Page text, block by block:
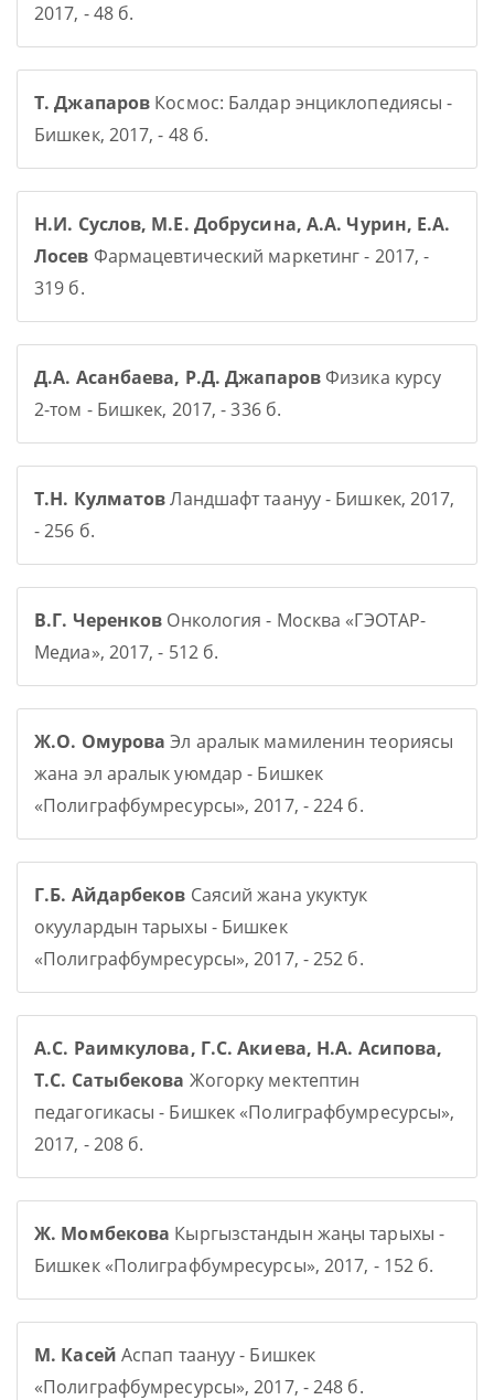
2017, - 48 б.
Т. Джапаров Космос: Балдар энциклопедиясы -
Бишкек, 2017, - 48 б.
Н.И. Суслов, М.Е. Добрусина, А.А. Чурин, Е.А.
Лосев Фармацевтический маркетинг - 2017, -
319 б.
Д.А. Асанбаева, Р.Д. ДжапаровФизика курсу
2-том - Бишкек, 2017, - 336 б.
Т.Н. КулматовЛандшафт таануу - Бишкек, 2017,
- 256 б.
В.Г. Черенков Онкология - Москва «ГЭОТАР-
Медиа», 2017, - 512 б.
Ж.О. Омурова Эл аралык мамиленин теориясы
жана эл аралык уюмдар - Бишкек
«Полиграфбумресурсы», 2017, - 224 б.
Г.Б. Айдарбеков Саясий жана укуктук
окуулардын тарыхы - Бишкек
«Полиграфбумресурсы», 2017, - 252 б.
А.С. Раимкулова, Г.С. Акиева, Н.А. Асипова,
Т.С. Сатыбекова Жогорку мектептин
педагогикасы - Бишкек «Полиграфбумресурсы»,
2017, - 208 б.
Ж. Момбекова Кыргызстандын жаңы тарыхы -
Бишкек «Полиграфбумресурсы», 2017, - 152 б.
М. Касей Аспап таануу - Бишкек
«Полиграфбумресурсы», 2017, - 248 б.